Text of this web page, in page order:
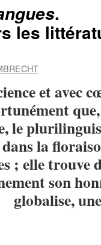
.
les
et avec
le
la
; elle trouve
son
globalise,